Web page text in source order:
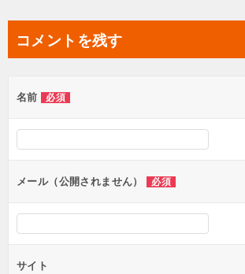
ビ
ー
シ
ン
コメントを残す
名前 必須
メール（公開されません） 必須
サイト